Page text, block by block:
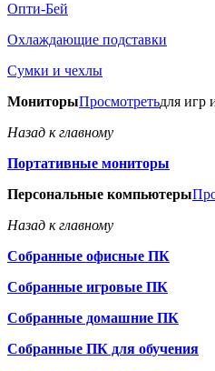
Опти-Бей
Охлаждающие подставки
Сумки и чехлы
МониторыПросмотретьдля игр
Назад к главному
Портативные мониторы
Персональные компьютеры
Назад к главному
Собранные офисные ПК
Собранные игровые ПК
Собранные домашние ПК
Собранные ПК для обучения